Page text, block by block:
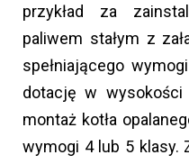
przykład za
paliwem stałym z
spełniającego
dotację w wysokości
montaż kotła
wymogi 4 lub 5 klasy.